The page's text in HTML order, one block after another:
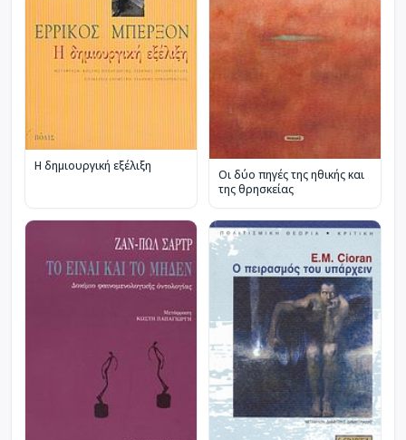
Η δημιουργική εξέλιξη
Οι δύο πηγές της ηθικής και
της θρησκείας